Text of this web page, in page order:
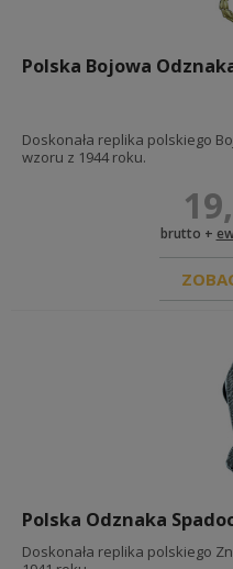
Polska Bojowa
Doskonała replika polskiego
wzoru z 1944 roku.
brutto +
Polska Odznaka
Doskonała replika polskiego